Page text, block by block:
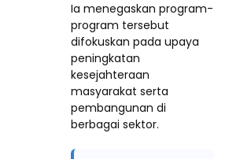
Ia menegaskan program-
program tersebut
difokuskan pada upaya
peningkatan
kesejahteraan
masyarakat serta
pembangunan di
berbagai sektor.